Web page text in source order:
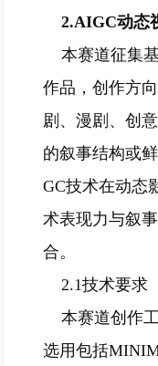
2.AIGC动态
本赛道征集
作品，创作方
剧、漫剧、创
的叙事结构或
GC技术在动态
术表现力与叙
合。
2.1技术要求
本赛道创作
选用包括